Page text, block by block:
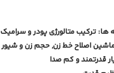
ترکیب متالورژی پودر و سرامیک
اصلاح خط زن, حجم زن و شیور
قدرتمند و کم صدا